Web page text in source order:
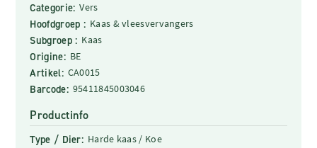
Categorie: Vers
Hoofdgroep : Kaas & vleesvervangers
Subgroep : Kaas
Origine: BE
Artikel: CA0015
Barcode: 95411845003046
Productinfo
Type / Dier: Harde kaas / Koe